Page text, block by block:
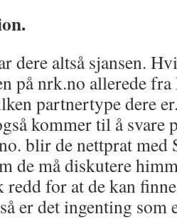
dere altså sjansen.
på nrk.no allerede
partnertype dere
kommer til å svare
blir de nettprat med
de må diskutere
for at de kan
er det ingenting som